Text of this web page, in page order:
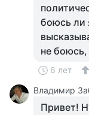
боюсь ли
не
6 лет
Владимир
Привет!